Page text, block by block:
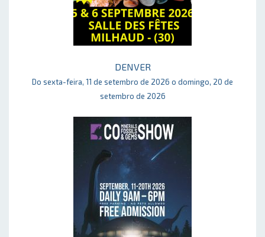
DENVER
Do sexta-feira, 11 de setembro de 2026 o domingo, 20 de
setembro de 2026